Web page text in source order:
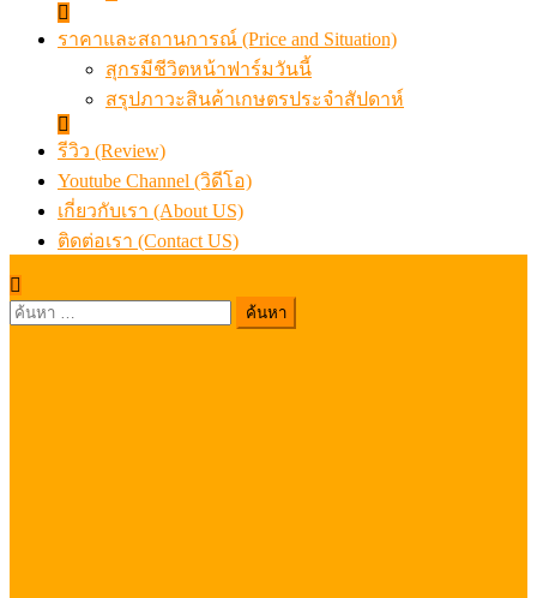
ราคาและสถานการณ์ (Price and Situation)
สุกรมีชีวิตหน้าฟาร์มวันนี้
สรุปภาวะสินค้าเกษตรประจำสัปดาห์
รีวิว (Review)
Youtube Channel (วิดีโอ)
เกี่ยวกับเรา (About US)
ติดต่อเรา (Contact US)
ค้นหา